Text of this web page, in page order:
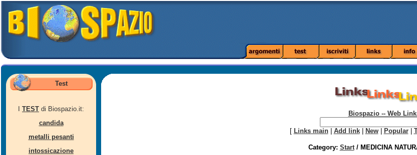
Test
TEST di Biospazio.it:
candida
metalli pesanti
intossicazione
Biospazio -- Web
[ Links main| Add link| New| Popular|
Category: Start/ MEDICINA